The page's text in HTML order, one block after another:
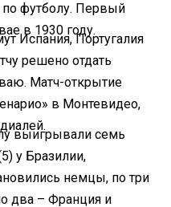
по футболу. Первый
в 1930 году.
Испания, Португалия
решено отдать
Матч-открытие
в Монтевидео,
выигрывали семь
у Бразилии,
немцы, по три
два – Франция и